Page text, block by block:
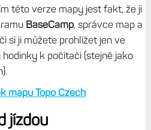
této verze mapy jest fakt, že ji
BaseCamp, správce map a
si ji můžete prohlížet jen ve
k počítači (stejně jako
mapu Topo Czech
jízdou